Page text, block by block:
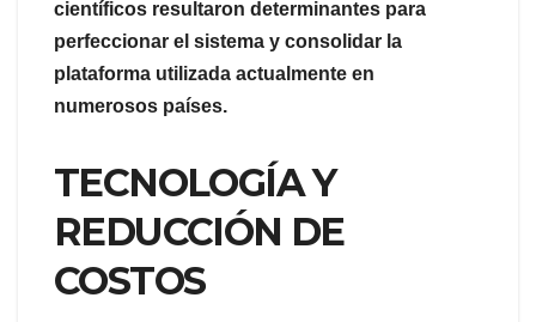
científicos resultaron determinantes para
perfeccionar el sistema y consolidar la
plataforma utilizada actualmente en
numerosos países.
TECNOLOGÍA Y
REDUCCIÓN DE
COSTOS